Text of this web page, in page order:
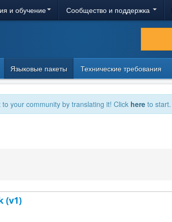
и обучение Сообщество и поддержка
Языковые пакеты Технические требования
your community by translating it! Click here to start.
(v1)